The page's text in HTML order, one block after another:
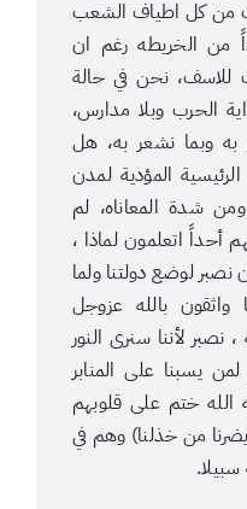
من كل اطياف الشعب
من الخريطه رغم ان
للاسف، نحن في حالة
الحرب وبلا مدارس،
وبما نشعر به، هل
المؤدية لمدن
شدة المعاناه، لم
أحداً اتعلمون لماذا ،
لوضع دولتنا ولما
واثقون بالله عزوجل
لأننا سنرى النور
يسبنا على المنابر
الله ختم على قلوبهم
من خذلنا) وهم في